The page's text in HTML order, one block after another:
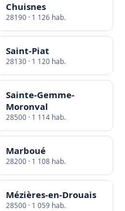
Chuisnes
28190 · 1 126 hab.
Saint-Piat
28130 · 1 120 hab.
Sainte-Gemme-
Moronval
28500 · 1 114 hab.
Marboué
28200 · 1 108 hab.
Mézières-en-Drouais
28500 · 1 059 hab.